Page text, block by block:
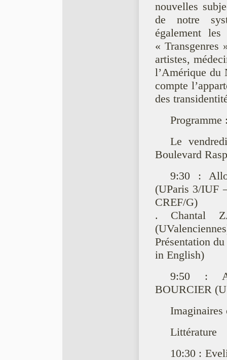
nouvelles
de notre
également
« Transgenres
artistes,
l’Amérique du
compte
des
Programme
Le
Boulevard
9:30 :
(UParis 3/IUF
CREF/G)
. Chantal
Présentation
in English)
9:50 :
BOURCIER
Imaginaires
Littérature
10:30 :